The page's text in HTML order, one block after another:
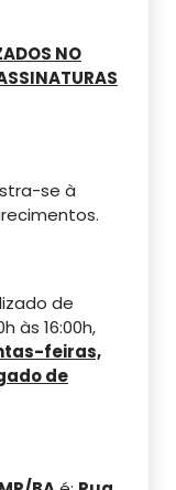
NO
se à
de
às 16:00h,
feiras,
de